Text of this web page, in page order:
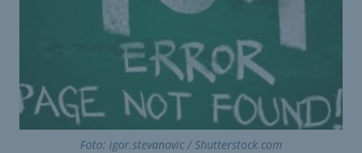
Foto: igor.stevanovic / Shutterstock.com